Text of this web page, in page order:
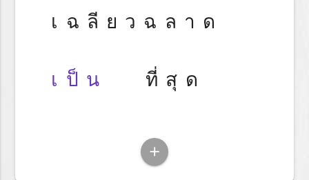
เฉลียวฉลาด
เป็น ที่สุด
add